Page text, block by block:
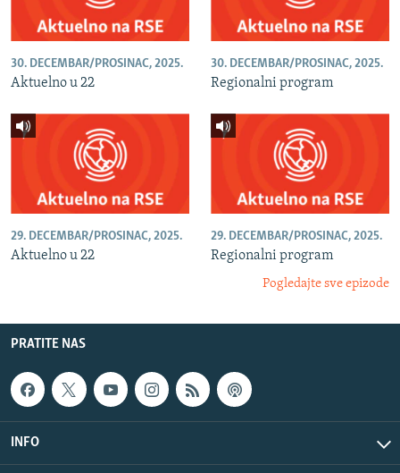
30. DECEMBAR/PROSINAC, 2025.
Aktuelno u 22
30. DECEMBAR/PROSINAC, 2025.
Regionalni program
29. DECEMBAR/PROSINAC, 2025.
Aktuelno u 22
29. DECEMBAR/PROSINAC, 2025.
Regionalni program
Pogledajte sve epizode
PRATITE NAS
INFO